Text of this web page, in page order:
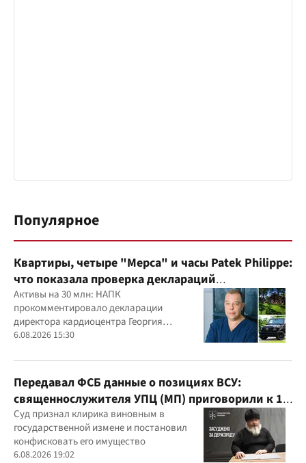
Популярное
Квартиры, четыре "Мерса" и часы Patek Philippe:
что показала проверка деклараций
руководителя детского кардиоцентра
Маньковского и что говорит НАПК?
Активы на 30 млн: НАПК
прокомментировало декларации
директора кардиоцентра Георгия
Маньковского
6.08.2026 15:30
Передавал ФСБ данные о позициях ВСУ:
священнослужителя УПЦ (МП) приговорили к 15
годам
Суд признал клирика виновным в
государственной измене и постановил
конфисковать его имущество
6.08.2026 19:02